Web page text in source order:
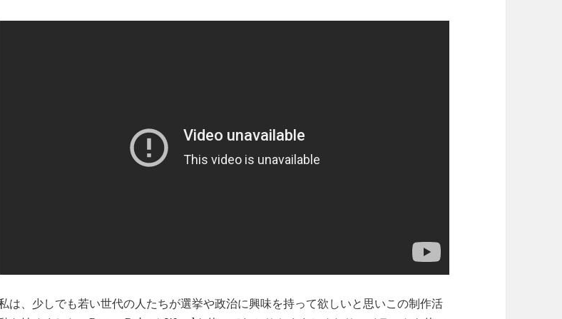
は、少しでも若い世代の人たちが選挙や政治に興味を持って欲しいと思いこの制作活